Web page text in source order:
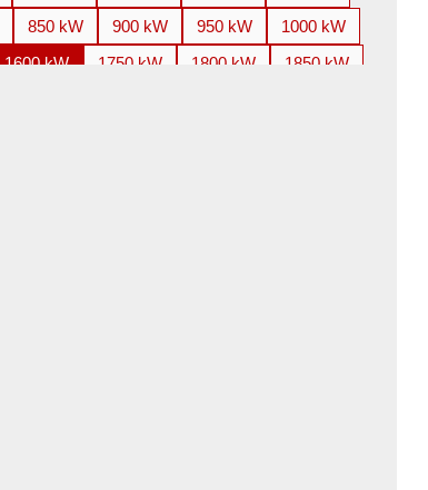
850 kW 900 kW 950 kW
1000 kW
1600 kW 1750 kW 1800 kW
1850 kW